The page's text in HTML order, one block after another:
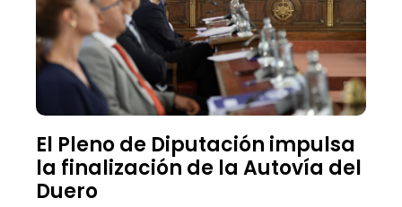
El Pleno de Diputación impulsa
la finalización de la Autovía del
Duero